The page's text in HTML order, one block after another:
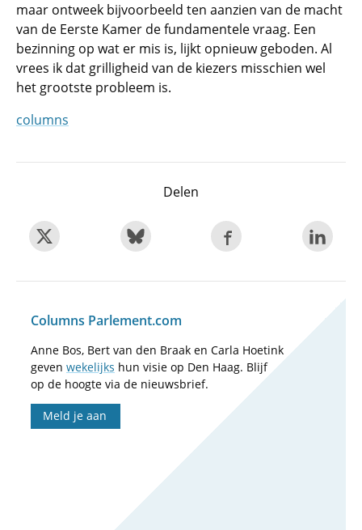
maar ontweek bijvoorbeeld ten aanzien van de macht
van de Eerste Kamer de fundamentele vraag. Een
bezinning op wat er mis is, lijkt opnieuw geboden. Al
vrees ik dat grilligheid van de kiezers misschien wel
het grootste probleem is.
columns
Delen
Columns Parlement.com
Anne Bos, Bert van den Braak en Carla Hoetink
geven wekelijks hun visie op Den Haag. Blijf
op de hoogte via de nieuwsbrief.
Meld je aan